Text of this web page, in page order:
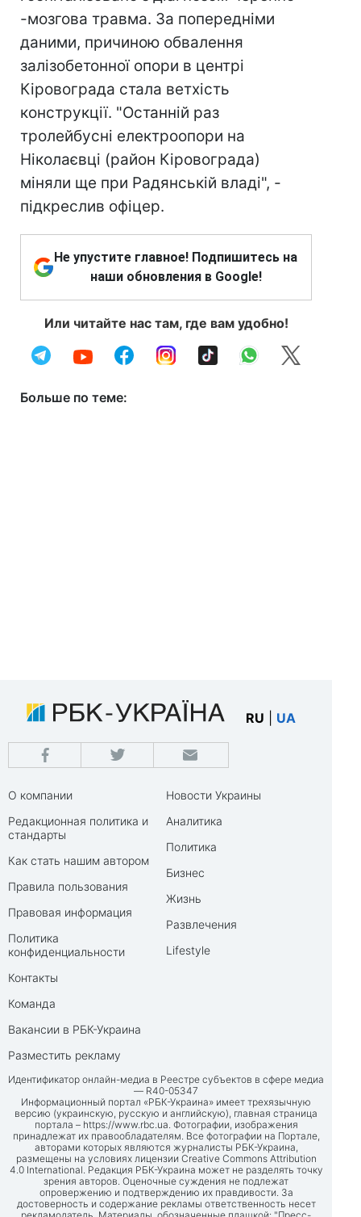
-мозгова травма. За попередніми
даними, причиною обвалення
залізобетонної опори в центрі
Кіровограда стала ветхість
конструкції. "Останній раз
тролейбусні електроопори на
Ніколаєвці (район Кіровограда)
міняли ще при Радянській владі", -
підкреслив офіцер.
Не упустите главное! Подпишитесь на
наши обновления в Google!
Или читайте нас там, где вам удобно!
Больше по теме:
RU UA
О компании
Редакционная политика и
стандарты
Как стать нашим автором
Правила пользования
Правовая информация
Политика
конфиденциальности
Контакты
Команда
Вакансии в РБК-Украина
Разместить рекламу
Новости Украины
Аналитика
Политика
Бизнес
Жизнь
Развлечения
Lifestyle
Идентификатор онлайн-медиа в Реестре субъектов в сфере медиа
— R40-05347
Информационный портал «РБК-Украина» имеет трехязычную
версию (украинскую, русскую и английскую), главная страница
портала – https://www.rbc.ua. Фотографии, изображения
принадлежат их правообладателям. Все фотографии на Портале,
авторами которых являются журналисты РБК-Украина,
размещены на условиях лицензии Creative Commons Attribution
4.0 International. Редакция РБК-Украина может не разделять точку
зрения авторов. Оценочные суждения не подлежат
опровержению и подтверждению их правдивости. За
достоверность и содержание рекламы ответственность несет